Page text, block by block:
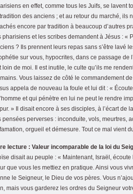
en effet, comme tous les Juifs, se lavent
des anciens ; et au retour du marché, ils
encore par tradition à beaucoup d’autres
pharisiens et les scribes demandent à Jésus :
? Ils prennent leurs repas sans s’être lavé
sur vous, hypocrites, dans ce passage de
loin de moi. Il est inutile, le culte qu’ils me
Vous laissez de côté le commandement
appela de nouveau la foule et lui dit : «
et qui pénètre en lui ne peut le rendre
» Il disait encore à ses disciples, à l’écart de
pensées perverses : inconduite, vols, meurtres,
orgueil et démesure. Tout ce mal vient
lecture : Valeur incomparable de la loi du
disait au peuple : « Maintenant, Israël,
que vous les mettiez en pratique. Ainsi vous
le Seigneur, le Dieu de vos pères. Vous
mais vous garderez les ordres du Seigneur